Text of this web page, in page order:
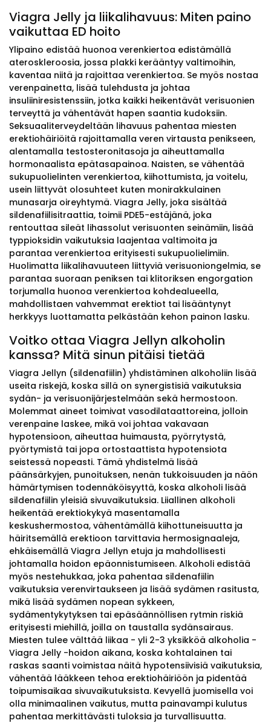
Viagra Jelly ja liikalihavuus: Miten paino
vaikuttaa ED hoito
Ylipaino edistää huonoa verenkiertoa edistämällä
ateroskleroosia, jossa plakki kerääntyy valtimoihin,
kaventaa niitä ja rajoittaa verenkiertoa. Se myös nostaa
verenpainetta, lisää tulehdusta ja johtaa
insuliiniresistenssiin, jotka kaikki heikentävät verisuonien
terveyttä ja vähentävät hapen saantia kudoksiin.
Seksuaaliterveydeltään lihavuus pahentaa miesten
erektiohäiriöitä rajoittamalla veren virtausta penikseen,
alentamalla testosteronitasoja ja aiheuttamalla
hormonaalista epätasapainoa. Naisten, se vähentää
sukupuolielinten verenkiertoa, kiihottumista, ja voitelu,
usein liittyvät olosuhteet kuten monirakkulainen
munasarja oireyhtymä. Viagra Jelly, joka sisältää
sildenafiilisitraattia, toimii PDE5-estäjänä, joka
rentouttaa sileät lihassolut verisuonten seinämiin, lisää
typpioksidin vaikutuksia laajentaa valtimoita ja
parantaa verenkiertoa erityisesti sukupuolielimiin.
Huolimatta liikalihavuuteen liittyviä verisuoniongelmia, se
parantaa suoraan peniksen tai klitoriksen engorgation
torjumalla huonoa verenkiertoa kohdealueella,
mahdollistaen vahvemmat erektiot tai lisääntynyt
herkkyys luottamatta pelkästään kehon painon lasku.
Voitko ottaa Viagra Jellyn alkoholin
kanssa? Mitä sinun pitäisi tietää
Viagra Jellyn (sildenafiilin) yhdistäminen alkoholiin lisää
useita riskejä, koska sillä on synergistisiä vaikutuksia
sydän- ja verisuonijärjestelmään sekä hermostoon.
Molemmat aineet toimivat vasodilataattoreina, jolloin
verenpaine laskee, mikä voi johtaa vakavaan
hypotensioon, aiheuttaa huimausta, pyörrytystä,
pyörtymistä tai jopa ortostaattista hypotensiota
seistessä nopeasti. Tämä yhdistelmä lisää
päänsärkyjen, punoituksen, nenän tukkoisuuden ja näön
hämärtymisen todennäköisyyttä, koska alkoholi lisää
sildenafiilin yleisiä sivuvaikutuksia. Liiallinen alkoholi
heikentää erektiokykyä masentamalla
keskushermostoa, vähentämällä kiihottuneisuutta ja
häiritsemällä erektioon tarvittavia hermosignaaleja,
ehkäisemällä Viagra Jellyn etuja ja mahdollisesti
johtamalla hoidon epäonnistumiseen. Alkoholi edistää
myös nestehukkaa, joka pahentaa sildenafiilin
vaikutuksia verenvirtaukseen ja lisää sydämen rasitusta,
mikä lisää sydämen nopean sykkeen,
sydämentykytyksen tai epäsäännöllisen rytmin riskiä
erityisesti miehillä, joilla on taustalla sydänsairaus.
Miesten tulee välttää liikaa - yli 2-3 yksikköä alkoholia -
Viagra Jelly -hoidon aikana, koska kohtalainen tai
raskas saanti voimistaa näitä hypotensiivisiä vaikutuksia,
vähentää lääkkeen tehoa erektiohäiriöön ja pidentää
toipumisaikaa sivuvaikutuksista. Kevyellä juomisella voi
olla minimaalinen vaikutus, mutta painavampi kulutus
pahentaa merkittävästi tuloksia ja turvallisuutta.